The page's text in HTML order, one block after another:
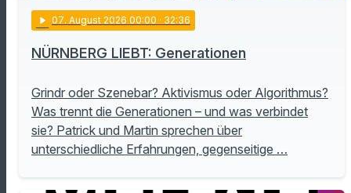
play_arrow 07. August 2026 00:00 · 32:36
NÜRNBERG LIEBT: Generationen
Grindr oder Szenebar? Aktivismus oder Algorithmus?
Was trennt die Generationen – und was verbindet
sie? Patrick und Martin sprechen über
unterschiedliche Erfahrungen, gegenseitige …